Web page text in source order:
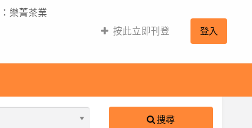
：樂菁茶業
按此立即刊登 登入
搜尋